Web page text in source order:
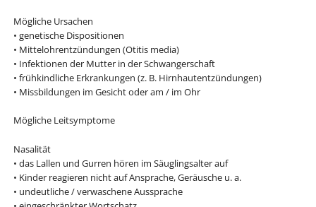
Mögliche Ursachen
• genetische Dispositionen
• Mittelohrentzündungen (Otitis media)
• Infektionen der Mutter in der Schwangerschaft
• frühkindliche Erkrankungen (z. B. Hirnhautentzündungen)
• Missbildungen im Gesicht oder am / im Ohr
Mögliche Leitsymptome
Nasalität
• das Lallen und Gurren hören im Säuglingsalter auf
• Kinder reagieren nicht auf Ansprache, Geräusche u. a.
• undeutliche / verwaschene Aussprache